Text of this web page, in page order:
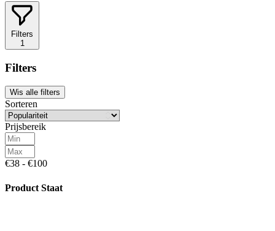
Filters
1
Filters
Wis alle filters
Sorteren
Prijsbereik
€38 - €100
Product Staat